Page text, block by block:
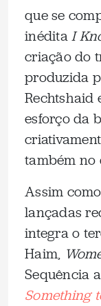
que se
inéditaI
criação do
produzida
Rechtshaid
esforço da
também no
Assim
lançadas
integra o
Haim,
Sequência
Something